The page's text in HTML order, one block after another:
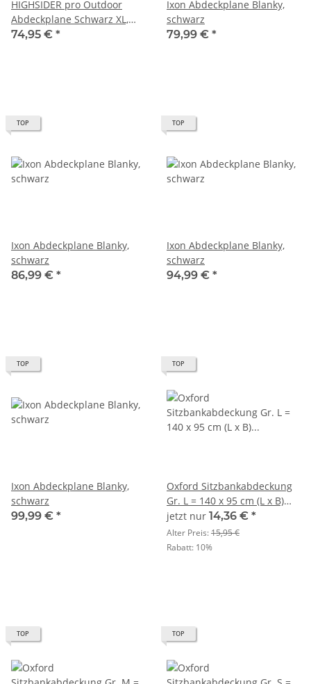
HIGHSIDER pro Outdoor
Abdeckplane Schwarz XL,
Mit Topcase (1Stck)
74,95 € *
Ixon Abdeckplane Blanky,
schwarz
79,99 € *
TOP
Ixon Abdeckplane Blanky,
schwarz
86,99 € *
TOP
Ixon Abdeckplane Blanky,
schwarz
94,99 € *
TOP
Ixon Abdeckplane Blanky,
schwarz
99,99 € *
TOP
Oxford Sitzbankabdeckung
Gr. L = 140 x 95 cm (L x B)
schwarz
jetzt nur 14,36 € *
Alter Preis:15,95 €
Rabatt: 10%
TOP TOP